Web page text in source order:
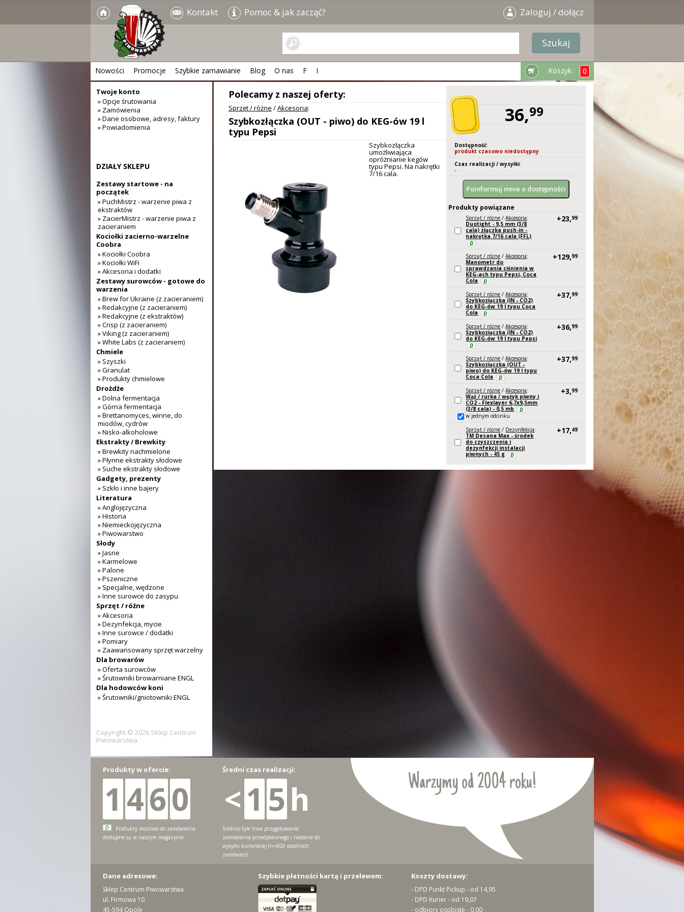
Kontakt Pomoc & jak zacząć? Zaloguj / dołącz
Nowości Promocje Szybkie zamawianie Blog O nas F I Koszyk: 0
Polecamy z naszej oferty:
Sprzęt / różne /Akcesoria:
Szybkozłączka (OUT - piwo) do KEG-ów 19 l
typu Pepsi
Szybkozłączka
umożliwiająca
opróżnianie kegów
typu Pepsi. Na nakrętki
7/16 cala.
36,99
Dostępność:
produkt czasowo niedostępny
Czas realizacji / wysyłki:
-
Produkty powiązane
Sprzęt / różne /Akcesoria:
Duotight - 9,5 mm (3/8
cala) złączka push-in -
nakrętka 7/16 cala (FFL)
D
+23,99
Sprzęt / różne /Akcesoria:
Manometr do
sprawdzania ciśnienia w
KEG-ach typu Pepsi, Coca
Cola
D
+129,99
Sprzęt / różne /Akcesoria:
Szybkozłączka (IN - CO2)
do KEG-ów 19 l typu Coca
Cola
D
+37,99
Sprzęt / różne /Akcesoria:
Szybkozłączka (IN - CO2)
do KEG-ów 19 l typu Pepsi
D
+36,99
Sprzęt / różne /Akcesoria:
Szybkozłączka (OUT -
piwo) do KEG-ów 19 l typu
Coca Cola
D
+37,99
Sprzęt / różne /Akcesoria:
Wąż / rurka / wężyk piwny i
CO2 - Flexlayer 6,7x9,5mm
(3/8 cala) - 0,5 mb
D
+3,99
w jednym odcinku
Sprzęt / różne / Dezynfekcja:
TM Desana Max - środek
do czyszczenia i
dezynfekcji instalacji
piwnych - 45 g
D
+17,49
Twoje konto
» Opcje śrutowania
» Zamówienia
» Dane osobowe, adresy, faktury
» Powiadomienia
DZIAŁY SKLEPU
Zestawy startowe - na
początek
» PuchMistrz - warzenie piwa z
ekstraktów
» ZacierMistrz - warzenie piwa z
zacieraniem
Kociołki zacierno-warzelne
Coobra
» Kociołki Coobra
» Kociołki WiFi
» Akcesoria i dodatki
Zestawy surowców - gotowe do
warzenia
» Brew for Ukraine (z zacieraniem)
» Redakcyjne (z zacieraniem)
» Redakcyjne (z ekstraktów)
» Crisp (z zacieraniem)
» Viking (z zacieraniem)
» White Labs (z zacieraniem)
Chmiele
» Szyszki
» Granulat
» Produkty chmielowe
Drożdże
» Dolna fermentacja
» Górna fermentacja
» Brettanomyces, winne, do
miodów, cydrów
» Nisko-alkoholowe
Ekstrakty / Brewkity
» Brewkity nachmielone
» Płynne ekstrakty słodowe
» Suche ekstrakty słodowe
Gadgety, prezenty
» Szkło i inne bajery
Literatura
» Anglojęzyczna
» Historia
» Niemieckojęzyczna
» Piwowarstwo
Słody
» Jasne
» Karmelowe
» Palone
» Pszeniczne
» Specjalne, wędzone
» Inne surowce do zasypu
Sprzęt / różne
» Akcesoria
» Dezynfekcja, mycie
» Inne surowce / dodatki
» Pomiary
» Zaawansowany sprzęt warzelny
Dla browarów
» Oferta surowców
» Śrutowniki browarniane ENGL
Dla hodowców koni
» Śrutowniki/gniotowniki ENGL
Copyright © 2026 Sklep Centrum
Piwowarstwa
Warzymy od 2004 roku!
Produkty w ofercie:
1 460
D
Produkty możliwe do zamówienia
dostępne są w naszym magazynie.
Średni czas realizacji:
<1 5h
Średnio tyle trwa przygotowanie
zamówienia przedpłaconego i nadanie do
wysyłki kurierskiej (n=600 ostatnich
zamówień).
Dane adresowe:
Sklep Centrum Piwowarstwa
ul. Firmowa 10
45-594 Opole
Szybkie płatności kartą i przelewem: Koszty dostawy:
- DPD Punkt Pickup - od 14,95
- DPD Kurier - od 19,07
- odbiory osobiste - 0,00